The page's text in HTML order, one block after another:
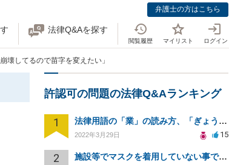
弁護士の方はこちら
法律Q&Aを探す
閲覧履歴 マイリスト ログイン
壊してるので苗字を変えたい」
許認可の問題の法律Q&Aランキング
1 法律用語の「業」の読み方、「ぎょう」か「なりわい」か？
2022年3月29日 15
2 施設等でマスクを着用していない事で拒否された場合は慰謝料を請求できるでしょうか？